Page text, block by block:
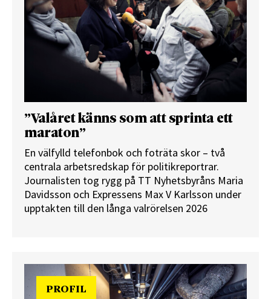
”Valåret känns som att sprinta ett
maraton”
En välfylld telefonbok och foträta skor – två
centrala arbetsredskap för politikreportrar.
Journalisten tog rygg på TT Nyhetsbyråns Maria
Davidsson och Expressens Max V Karlsson under
upptakten till den långa valrörelsen 2026
PROFIL